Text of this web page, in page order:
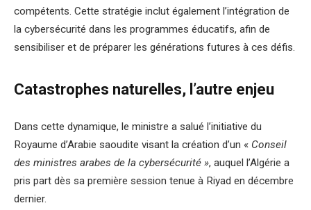
compétents. Cette stratégie inclut également l’intégration de
la cybersécurité dans les programmes éducatifs, afin de
sensibiliser et de préparer les générations futures à ces défis.
Catastrophes naturelles, l’autre enjeu
Dans cette dynamique, le ministre a salué l’initiative du
Royaume d’Arabie saoudite visant la création d’un « Conseil
des ministres arabes de la cybersécurité », auquel l’Algérie a
pris part dès sa première session tenue à Riyad en décembre
dernier.